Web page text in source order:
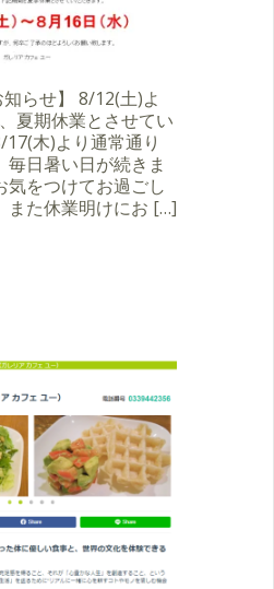
知らせ】 8/12(土)よ
夏期休業とさせてい
木)より通常通り
毎日暑い日が続きま
気をつけてお過ごし
また休業明けにお […]